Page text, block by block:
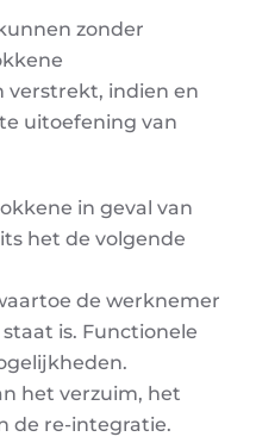
zonder
verstrekt, indien en
uitoefening van
in geval van
het de volgende
de werknemer
is. Functionele
het verzuim, het
de re-integratie.